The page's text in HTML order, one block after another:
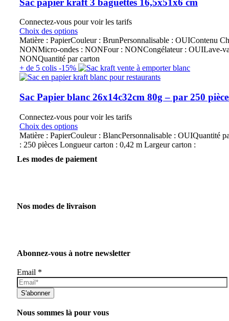
Connectez-vous pour voir les tarifs
Choix des options
Matière : PapierCouleur : BrunPersonnalisable : OUIContenu
NONMicro-ondes : NONFour : NONCongélateur : OUILave-
NONQuantité par carton
+ de 5 colis -15%
Sac Papier blanc 26x14c32cm 80g – par 250
Connectez-vous pour voir les tarifs
Choix des options
Matière : PapierCouleur : BlancPersonnalisable : OUIQuantité
: 250 pièces Longueur carton : 0,42 m Largeur carton :
Les modes de paiement
Nos modes de livraison
Abonnez-vous à notre newsletter
Email *
S'abonner
Nous sommes là pour vous